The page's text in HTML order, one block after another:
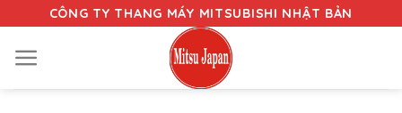
content
CÔNG TY THANG MÁY MITSUBISHI NHẬT BẢN